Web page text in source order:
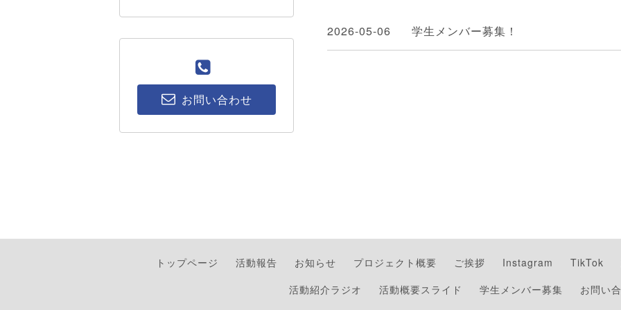
2026-05-06 学生メンバー募集！
お問い合わせ
トップページ 活動報告 お知らせ プロジェクト概要 ご挨拶 Instagram TikTok
活動紹介ラジオ
活動概要スライド 学生メンバー募集 お問い